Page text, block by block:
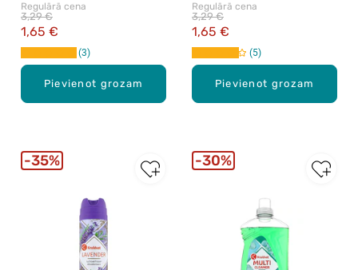
Pievienot grozam
līdzeklis, 750ml
Regulārā cena
1,65 €
3,29 €
3
Pievienot grozam
līdzeklis, 750ml
Regulārā cena
1,65 €
3,29 €
5
35% 30%